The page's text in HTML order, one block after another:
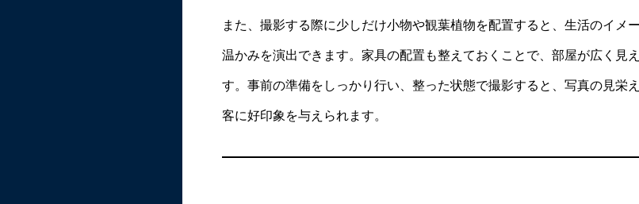
また、撮影する際に少しだけ小物や観葉植物を配置すると、生活のイメ
温かみを演出できます。家具の配置も整えておくことで、部屋が広く見
す。事前の準備をしっかり行い、整った状態で撮影すると、写真の見栄
客に好印象を与えられます。